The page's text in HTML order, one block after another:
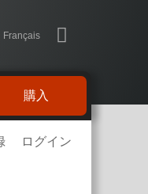
Français
購入
ログイン